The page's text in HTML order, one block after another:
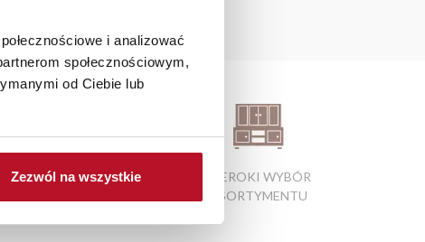
i analizować
społecznościowym,
od Ciebie lub
Zezwól na wszystkie
ATRAKCYJNE CENY
SZEROKI WYBÓR
ASORTYMENTU